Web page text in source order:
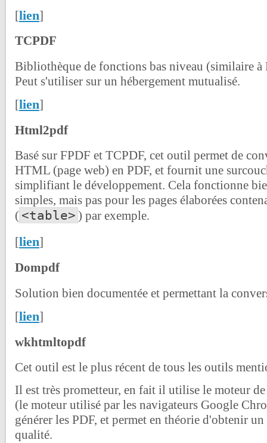
[lien]
TCPDF
Bibliothèque de fonctions bas niveau (similaire
Peut s'utiliser sur un hébergement mutualisé.
[lien]
Html2pdf
Basé sur FPDF et TCPDF, cet outil permet de
HTML (page web) en PDF, et fournit une
simplifiant le développement. Cela fonctionne
simples, mais pas pour les pages élaborées
( <table> ) par exemple.
[lien]
Dompdf
Solution bien documentée et permettant la
[lien]
wkhtmltopdf
Cet outil est le plus récent de tous les outils
Il est très prometteur, en fait il utilise le moteur
(le moteur utilisé par les navigateurs Google
générer les PDF, et permet en théorie d'obtenir
qualité.